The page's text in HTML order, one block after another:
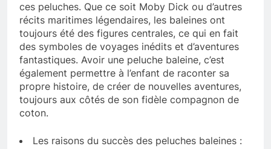
ces peluches. Que ce soit Moby Dick ou d’autres
récits maritimes légendaires, les baleines ont
toujours été des figures centrales, ce qui en fait
des symboles de voyages inédits et d’aventures
fantastiques. Avoir une peluche baleine, c’est
également permettre à l’enfant de raconter sa
propre histoire, de créer de nouvelles aventures,
toujours aux côtés de son fidèle compagnon de
coton.
Les raisons du succès des peluches baleines :